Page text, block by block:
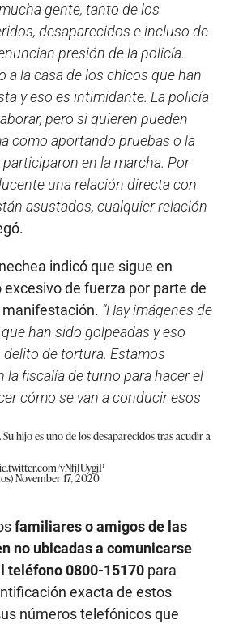
gente, tanto de los
desaparecidos e incluso de
presión de la policía.
a la casa de los chicos que han
y eso es intimidante. La policía
pero si quieren pueden
como aportando pruebas o la
en la marcha. Por
una relación directa con
asustados, cualquier relación
indicó que sigue en
de fuerza por parte de
manifestación. “Hay imágenes de
han sido golpeadas y eso
de tortura. Estamos
fiscalía de turno para hacer el
cómo se van a conducir esos
Su hijo es uno de los desaparecidos tras acudir a
vNfjJUygjP
November 17, 2020
familiares o amigos de las
no ubicadas a comunicarse
teléfono 0800-15170 para
exacta de estos
números telefónicos que